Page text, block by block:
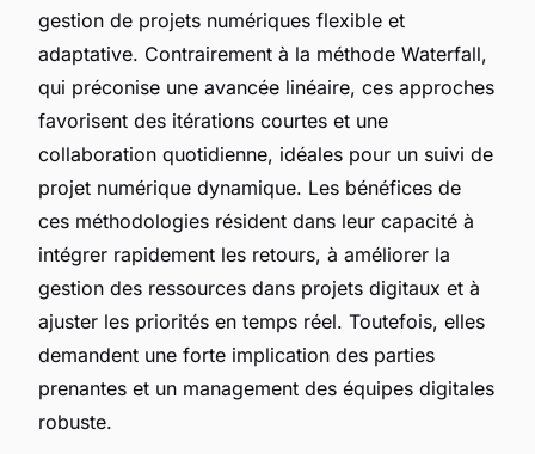
gestion de projets numériques flexible et
adaptative. Contrairement à la méthode Waterfall,
qui préconise une avancée linéaire, ces approches
favorisent des itérations courtes et une
collaboration quotidienne, idéales pour un suivi de
projet numérique dynamique. Les bénéfices de
ces méthodologies résident dans leur capacité à
intégrer rapidement les retours, à améliorer la
gestion des ressources dans projets digitaux et à
ajuster les priorités en temps réel. Toutefois, elles
demandent une forte implication des parties
prenantes et un management des équipes digitales
robuste.